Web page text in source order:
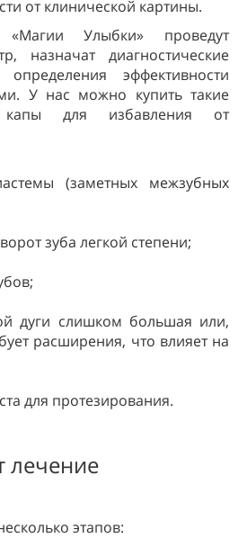
от клинической картины.
Улыбки» проведут
назначат диагностические
эффективности
У нас можно купить такие
капы для избавления от
(заметных межзубных
зуба легкой степени;
дуги слишком большая или,
расширения, что влияет на
для протезирования.
лечение
этапов: